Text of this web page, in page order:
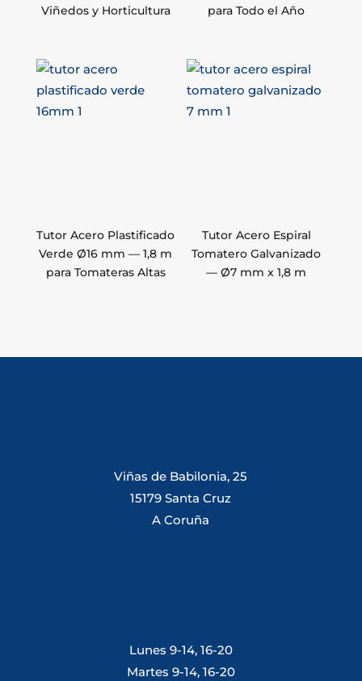
Viñedos y Horticultura
para Todo el Año
Tutor Acero Plastificado
Verde Ø16 mm — 1,8 m
para Tomateras Altas
Tutor Acero Espiral
Tomatero Galvanizado
— Ø7 mm x 1,8 m
Viñas de Babilonia, 25
15179 Santa Cruz
A Coruña
Lunes 9-14, 16-20
Martes 9-14, 16-20